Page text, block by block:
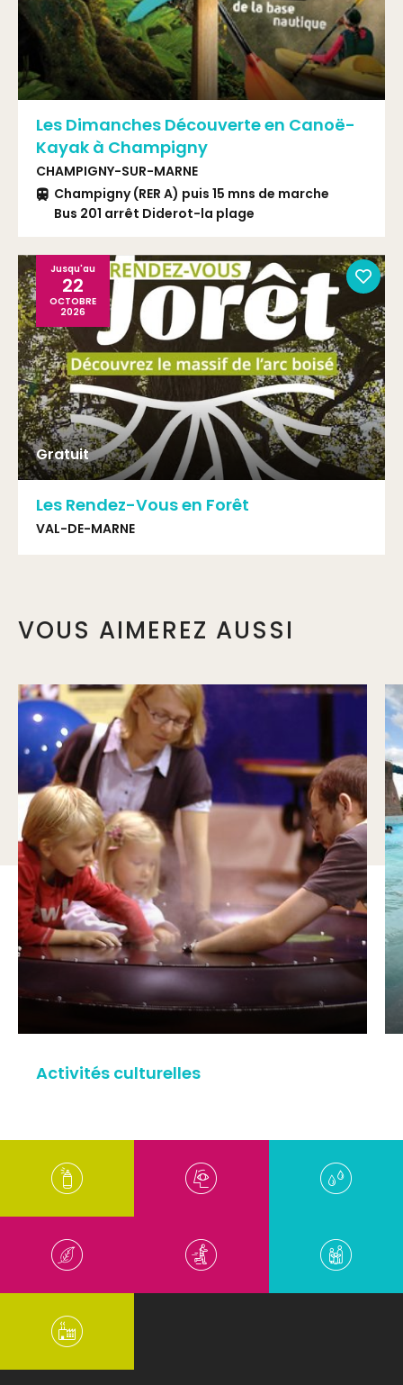
Les Dimanches Découverte en Canoë-
Kayak à Champigny
CHAMPIGNY-SUR-MARNE
Champigny (RER A) puis 15 mns de marche
Bus 201 arrêt Diderot-la plage
Gratuit
Jusqu'au
22
OCTOBRE
2026
Les Rendez-Vous en Forêt
VAL-DE-MARNE
VOUS AIMEREZ AUSSI
Activités culturelles